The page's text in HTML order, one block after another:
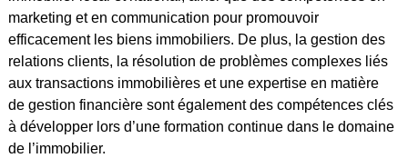
marketing et en communication pour promouvoir
efficacement les biens immobiliers. De plus, la gestion des
relations clients, la résolution de problèmes complexes liés
aux transactions immobilières et une expertise en matière
de gestion financière sont également des compétences clés
à développer lors d’une formation continue dans le domaine
de l’immobilier.